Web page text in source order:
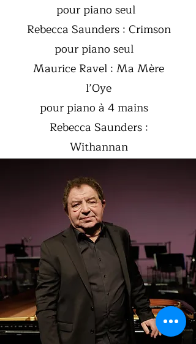
pour piano seul
Rebecca Saunders : Crimson
pour piano seul
Maurice Ravel : Ma Mère
l’Oye
pour piano à 4 mains
Rebecca Saunders :
Withannan